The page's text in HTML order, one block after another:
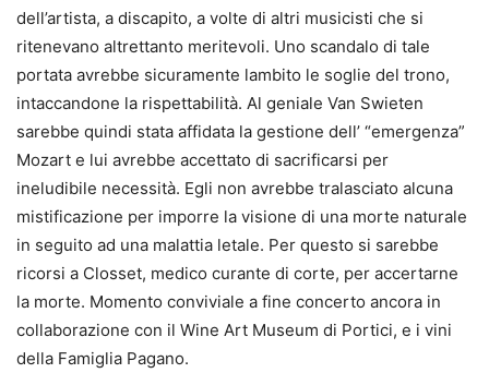
dell’artista, a discapito, a volte di altri musicisti che si
ritenevano altrettanto meritevoli. Uno scandalo di tale
portata avrebbe sicuramente lambito le soglie del trono,
intaccandone la rispettabilità. Al geniale Van Swieten
sarebbe quindi stata affidata la gestione dell’ “emergenza”
Mozart e lui avrebbe accettato di sacrificarsi per
ineludibile necessità. Egli non avrebbe tralasciato alcuna
mistificazione per imporre la visione di una morte naturale
in seguito ad una malattia letale. Per questo si sarebbe
ricorsi a Closset, medico curante di corte, per accertarne
la morte. Momento conviviale a fine concerto ancora in
collaborazione con il Wine Art Museum di Portici, e i vini
della Famiglia Pagano.